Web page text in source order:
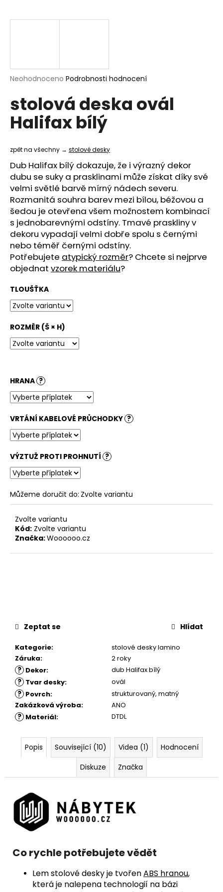
Průměrné
produktu
je
0,0
hvězdiček.
Neohodnoceno Podrobnosti hodnocení
stolová deska ovál
Halifax bílý
zpět na všechny → stolové desky
Dub Halifax bílý dokazuje, že i výrazný dekor
dubu se suky a prasklinami může získat díky své
velmi světlé barvě mírný nádech severu.
Rozmanitá souhra barev mezi bílou, béžovou a
šedou je otevřena všem možnostem kombinací
s jednobarevnými odstíny. Tmavé praskliny v
dekoru vypadají velmi dobře spolu s černými
nebo téměř černými odstíny.
Potřebujete atypický rozměr? Chcete si nejprve
objednat vzorek materiálu?
TLOUŠŤKA
ROZMĚR (Š × H)
HRANA ?
VRTÁNÍ KABELOVÉ PRŮCHODKY ?
VÝZTUŽ PROTI PROHNUTÍ ?
Můžeme doručit do: Zvolte variantu
Zvolte variantu
Kód: Zvolte variantu
Značka:Woooooo.cz
Kategorie:
stolové desky lamino
Záruka: 2 roky
? Dekor: dub Halifax bílý
? Tvar desky: ovál
? Povrch: strukturovaný, matný
Zakázková výroba: ANO
? Materiál: DTDL
Zeptat se Hlídat
Popis Související (10) Videa (1)
Hodnocení
Diskuze
Značka
Co rychle potřebujete vědět
Lem stolové desky je tvořenABS hranou,
která je nalepena technologií na bázi
j
?
HLEDAT
o
p
o
r
u
č
u
j
e
m
STOLOVÁ
HALIFAX
PŘÍRODNÍ
4